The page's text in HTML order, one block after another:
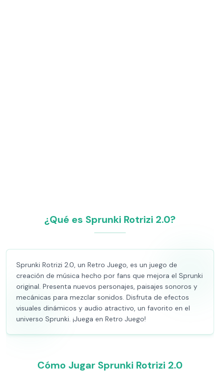
¿Qué es Sprunki Rotrizi 2.0?
Sprunki Rotrizi 2.0, un Retro Juego, es un juego de
creación de música hecho por fans que mejora el Sprunki
original. Presenta nuevos personajes, paisajes sonoros y
mecánicas para mezclar sonidos. Disfruta de efectos
visuales dinámicos y audio atractivo, un favorito en el
universo Sprunki. ¡Juega en Retro Juego!
Cómo Jugar Sprunki Rotrizi 2.0